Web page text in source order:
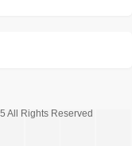
All Rights Reserved